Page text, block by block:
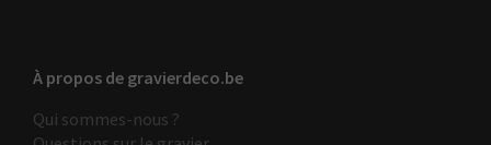
À propos de gravierdeco.be
Qui sommes-nous ?